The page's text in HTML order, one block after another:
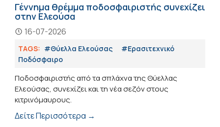
Γέννημα θρέμμα ποδοσφαιριστής συνεχίζει
στην Ελεούσα
16-07-2026
TAGS: #Θύελλα Ελεούσας
#Eρασιτεχνικό
Ποδόσφαιρο
Ποδοσφαιριστής από τα σπλάχνα της Θύελλας
Ελεούσας, συνεχίζει και τη νέα σεζόν στους
κιτρινόμαυρους.
Δείτε Περισσότερα →